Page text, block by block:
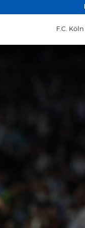
F.C. Köln